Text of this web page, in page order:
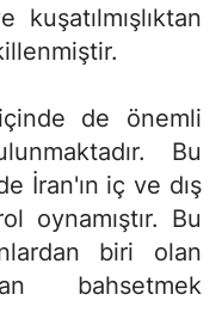
de önemli
Bu
İran'ın iç ve dış
oynamıştır. Bu
biri olan
bahsetmek